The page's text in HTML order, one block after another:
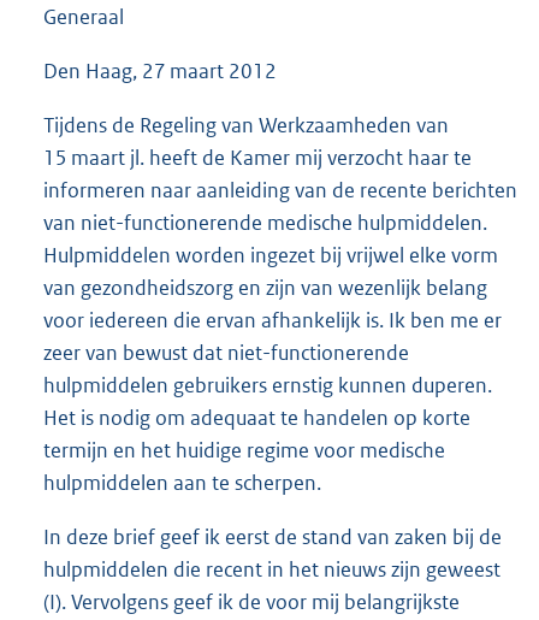
Generaal
Den Haag, 27 maart 2012
Tijdens de Regeling van Werkzaamheden van
15 maart jl. heeft de Kamer mij verzocht haar te
informeren naar aanleiding van de recente berichten
van niet-functionerende medische hulpmiddelen.
Hulpmiddelen worden ingezet bij vrijwel elke vorm
van gezondheidszorg en zijn van wezenlijk belang
voor iedereen die ervan afhankelijk is. Ik ben me er
zeer van bewust dat niet-functionerende
hulpmiddelen gebruikers ernstig kunnen duperen.
Het is nodig om adequaat te handelen op korte
termijn en het huidige regime voor medische
hulpmiddelen aan te scherpen.
In deze brief geef ik eerst de stand van zaken bij de
hulpmiddelen die recent in het nieuws zijn geweest
(I). Vervolgens geef ik de voor mij belangrijkste